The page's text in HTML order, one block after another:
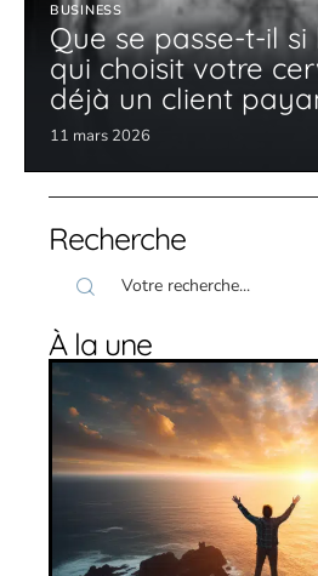
BUSINESS
Que se passe-t-il
qui choisit votre
déjà un client
11 mars 2026
Recherche
À la une